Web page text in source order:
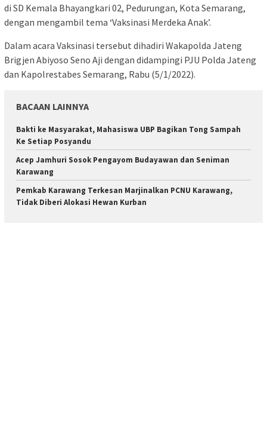
di SD Kemala Bhayangkari 02, Pedurungan, Kota Semarang,
dengan mengambil tema ‘Vaksinasi Merdeka Anak’.
Dalam acara Vaksinasi tersebut dihadiri Wakapolda Jateng
Brigjen Abiyoso Seno Aji dengan didampingi PJU Polda Jateng
dan Kapolrestabes Semarang, Rabu (5/1/2022).
BACAAN LAINNYA
Bakti ke Masyarakat, Mahasiswa UBP Bagikan Tong Sampah
Ke Setiap Posyandu
Acep Jamhuri Sosok Pengayom Budayawan dan Seniman
Karawang
Pemkab Karawang Terkesan Marjinalkan PCNU Karawang,
Tidak Diberi Alokasi Hewan Kurban